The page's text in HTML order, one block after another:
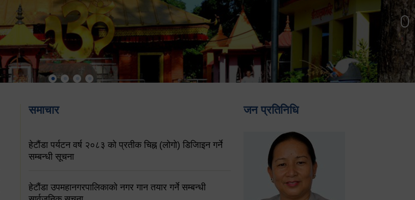
समाचार
हेटौंडा पर्यटन वर्ष २०८३ को प्रतीक चिह्न (लोगो) डिजिाइन गर्ने
सम्बन्धी सूचना
हेटौंडा उपमहानगरपालिकाको नगर गान तयार गर्ने सम्बन्धी
जन प्रतिनिधि